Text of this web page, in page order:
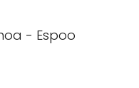
- Espoo